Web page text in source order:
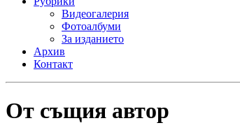
Видеогалерия
Фотоалбуми
За изданието
Архив
Контакт
От същия автор